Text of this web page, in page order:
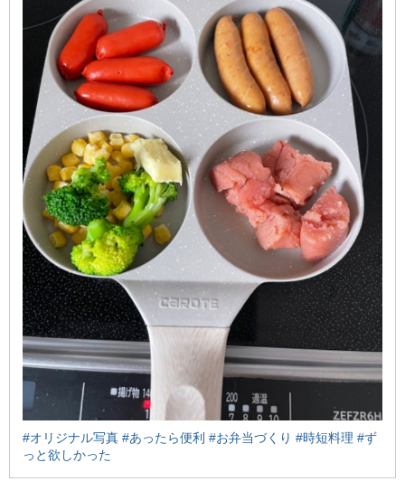
#オリジナル写真 #あったら便利 #お弁当づくり #時短料理 #ず
っと欲しかった